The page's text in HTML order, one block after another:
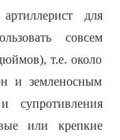
для
совсем
т.е. около
и земленосным
или крепкие